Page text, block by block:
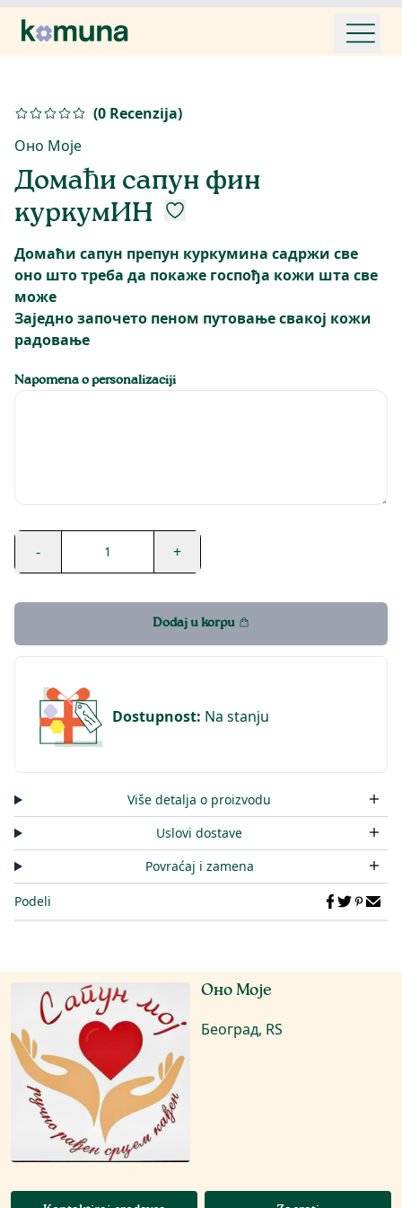
(0 Recenzija)
Оно Моје
Домаћи сапун фин
куркумИН
Домаћи сапун препун куркумина садржи све
оно што треба да покаже госпођа кожи шта све
може
Заједно започето пеном путовање свакој кожи
Napomena o personalizaciji
- 1 +
Dodaj u korpu
Dostupnost: Na stanju
Više detalja o proizvodu
Uslovi dostave
Povraćaj i zamena
Podeli
Оно Моје
Београд, RS